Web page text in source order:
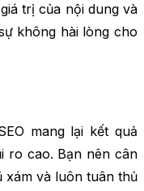
trị của nội dung và
không hài lòng cho
mang lại kết quả
ro cao. Bạn nên cân
xám và luôn tuân thủ